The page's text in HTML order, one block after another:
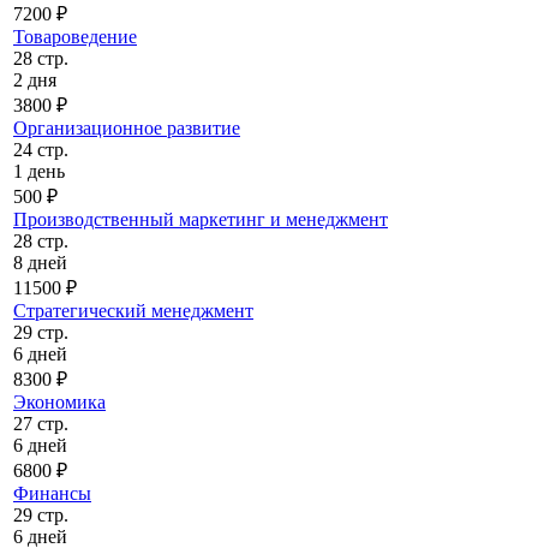
7200 ₽
Товароведение
28 стр.
2 дня
3800 ₽
Организационное развитие
24 стр.
1 день
500 ₽
Производственный маркетинг и менеджмент
28 стр.
8 дней
11500 ₽
Стратегический менеджмент
29 стр.
6 дней
8300 ₽
Экономика
27 стр.
6 дней
6800 ₽
Финансы
29 стр.
6 дней